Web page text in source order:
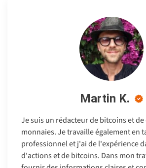
Martin K.
Je suis un rédacteur de bitcoins et
monnaies. Je travaille également en
professionnel et j'ai de l'expérience
d'actions et de bitcoins. Dans mon